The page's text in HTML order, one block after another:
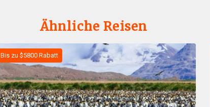
Ähnliche Reisen
Bis zu $5800 Rabatt